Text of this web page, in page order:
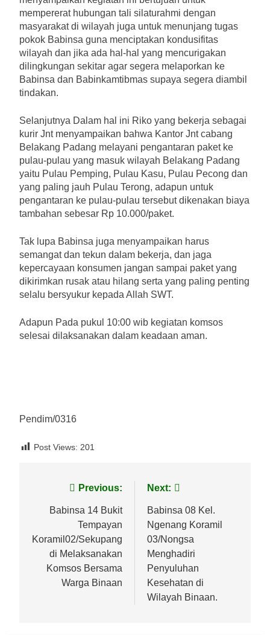
mempererat hubungan tali silaturahmi dengan
masyarakat di wilayah juga untuk menunjang tugas
pokok Babinsa guna menciptakan kondusifitas
wilayah dan jika ada hal-hal yang mencurigakan
dilingkungan sekitar agar segera melaporkan ke
Babinsa dan Babinkamtibmas supaya segera diambil
tindakan.
Selanjutnya Dalam hal ini Riko yang bekerja sebagai
kurir Jnt menyampaikan bahwa Kantor Jnt cabang
Belakang Padang melayani pengantaran paket ke
pulau-pulau yang masuk wilayah Belakang Padang
yaitu Pulau Pemping, Pulau Kasu, Pulau Pecong dan
yang paling jauh Pulau Terong, adapun untuk
pengantaran ke pulau-pulau tersebut dikenakan biaya
tambahan sebesar Rp 10.000/paket.
Tak lupa Babinsa juga menyampaikan harus
semangat dan tekun dalam bekerja, dan jaga
kepercayaan konsumen jangan sampai paket yang
dikirimkan rusak atau hilang serta yang paling penting
selalu bersyukur kepada Allah SWT.
Adapun Pada pukul 10:00 wib kegiatan komsos
selesai dilaksanakan dalam keadaan aman.
Pendim/0316
Post Views: 201
Navigasi
pos
Previous:
Babinsa 14 Bukit
Tempayan
Koramil02/Sekupang
di Melaksanakan
Komsos Bersama
Warga Binaan
Next:
Babinsa 08 Kel.
Ngenang Koramil
03/Nongsa
Menghadiri
Penyuluhan
Kesehatan di
Wilayah Binaan.